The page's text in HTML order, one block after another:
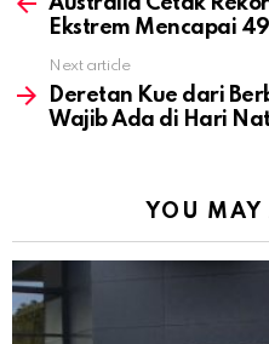
Ekstrem Mencapai
Next article
Deretan Kue dari
Wajib Ada di Hari
YOU MAY